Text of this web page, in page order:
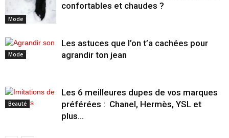
Mode
confortables et chaudes ?
Mode
Les astuces que l’on t’a cachées pour
agrandir ton jean
Beauté
Les 6 meilleures dupes de vos marques
préférées : Chanel, Hermès, YSL et
plus…